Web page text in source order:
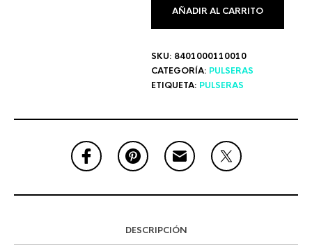
AÑADIR AL CARRITO
SKU: 8401000110010
CATEGORÍA: PULSERAS
ETIQUETA: PULSERAS
DESCRIPCIÓN